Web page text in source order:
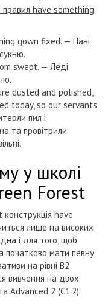
правил have something
gown fixed. — Пані
swept. — Леді
dusted and polished,
today, so our servants
пил і
та провітрили
у школі
Forest
конструкція have
лише на високих
і для того, щоб
початково мати певну
на рівні В2
вивчення на двох
Advanced 2 (C1.2).